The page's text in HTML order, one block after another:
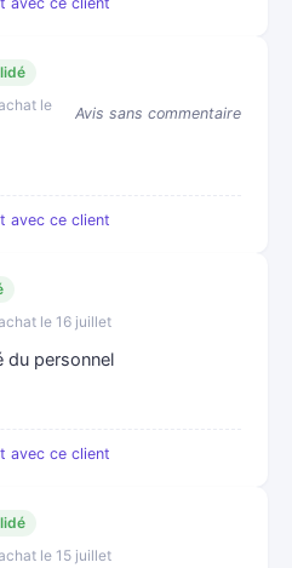
le
Avis sans commentaire
avec ce client
le 16 juillet
du personnel
avec ce client
le 15 juillet